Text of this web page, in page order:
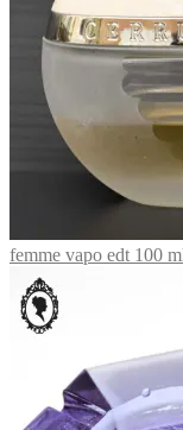
femme vapo edt 100